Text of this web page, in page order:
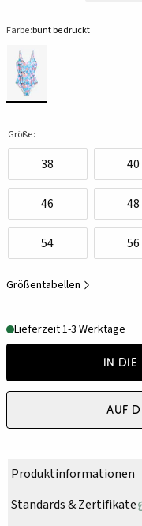
Farbe:bunt bedruckt
Größe:
38 40
46 48
54 56
Größentabellen
Lieferzeit 1-3 Werktage
In die
Auf
Produktinformationen
Standards & Zertifikate